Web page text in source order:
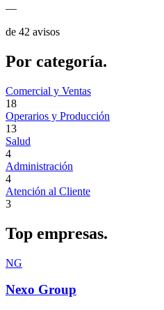
—
de 42 avisos
Por categoría.
Comercial y Ventas
18
Operarios y Producción
13
Salud
4
Administración
4
Atención al Cliente
3
Top empresas.
NG
Nexo Group